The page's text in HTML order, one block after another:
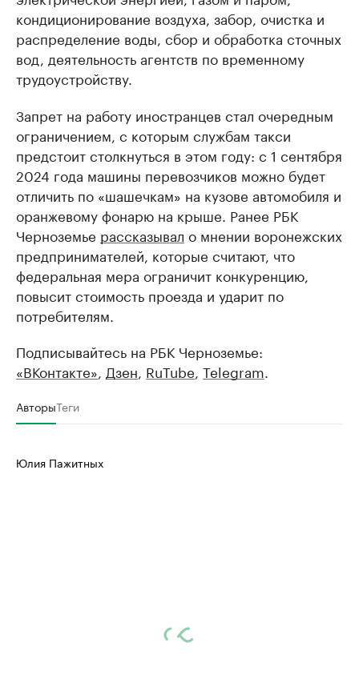
кондиционирование воздуха, забор, очистка и
распределение воды, сбор и обработка сточных
вод, деятельность агентств по временному
трудоустройству.
Запрет на работу иностранцев стал очередным
ограничением, с которым службам такси
предстоит столкнуться в этом году: с 1 сентября
2024 года машины перевозчиков можно будет
отличить по «шашечкам» на кузове автомобиля и
оранжевому фонарю на крыше. Ранее РБК
Черноземье рассказывал о мнении воронежских
предпринимателей, которые считают, что
федеральная мера ограничит конкуренцию,
повысит стоимость проезда и ударит по
потребителям.
Подписывайтесь на РБК Черноземье:
«ВКонтакте», Дзен, RuTube, Telegram.
АвторыТеги
Юлия Пажитных